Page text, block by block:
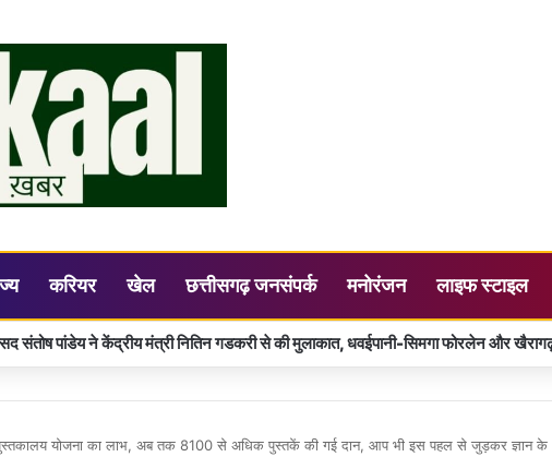
करियर खेल छत्तीसगढ़ जनसंपर्क मनोरंजन लाइफ स्टाइल
सेवाओं को लेकर आमजनों को किसी प्रकार की परेशानी न हो- कलेक्टर डॉ. गौरव सिंह
योजना का लाभ, अब तक 8100 से अधिक पुस्तकें की गई दान, आप भी इस पहल से जुड़कर ज्ञान के